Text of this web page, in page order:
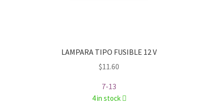
LAMPARA TIPO FUSIBLE 12 V
$11.60
7-13
4 in stock